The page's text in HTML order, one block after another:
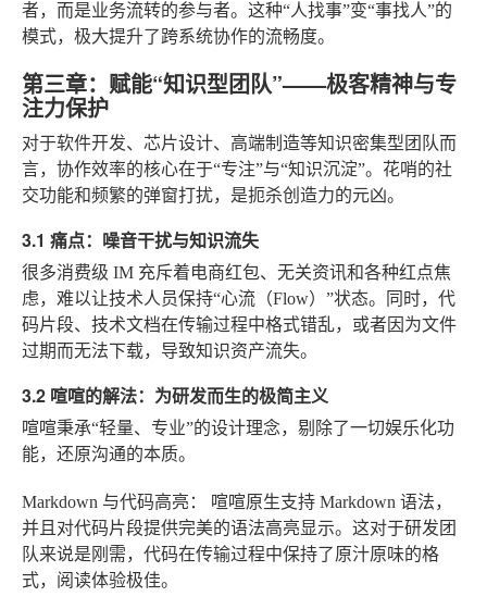
者，而是业务流转的参与者。这种“人找事”变“事找人”的
模式，极大提升了跨系统协作的流畅度。
第三章：赋能“知识型团队”——极客精神与专
注力保护
对于软件开发、芯片设计、高端制造等知识密集型团队而
言，协作效率的核心在于“专注”与“知识沉淀”。花哨的社
交功能和频繁的弹窗打扰，是扼杀创造力的元凶。
3.1 痛点：噪音干扰与知识流失
很多消费级 IM 充斥着电商红包、无关资讯和各种红点焦
虑，难以让技术人员保持“心流（Flow）”状态。同时，代
码片段、技术文档在传输过程中格式错乱，或者因为文件
过期而无法下载，导致知识资产流失。
3.2 喧喧的解法：为研发而生的极简主义
喧喧秉承“轻量、专业”的设计理念，剔除了一切娱乐化功
能，还原沟通的本质。
Markdown 与代码高亮：
喧喧原生支持 Markdown 语法，
并且对代码片段提供完美的语法高亮显示。这对于研发团
队来说是刚需，代码在传输过程中保持了原汁原味的格
式，阅读体验极佳。